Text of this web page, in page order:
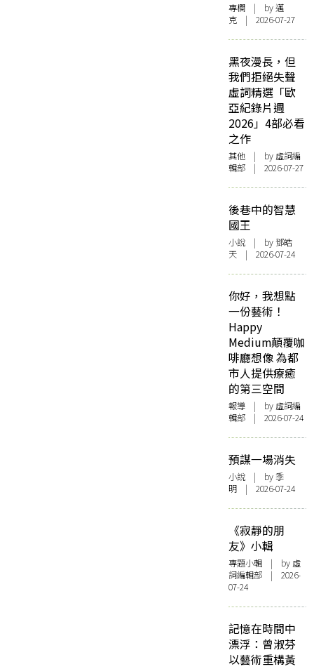
專欄 | by邁
克 | 2026-07-27
黑夜漫長，但
我們拒絕失聲
虛詞精選「歐
亞紀錄片週
2026」4部必看
之作
其他 | by 虛詞編
輯部 | 2026-07-27
後巷中的智慧
國王
小說 | by 鄧皓
天 | 2026-07-24
你好，我想點
一份藝術！
Happy
Medium顛覆咖
啡廳想像 為都
市人提供療癒
的第三空間
報導 | by 虛詞編
輯部 | 2026-07-24
預謀一場消失
小說 | by 季
明 | 2026-07-24
《寂靜的朋
友》小輯
專題小輯 | by 虛
詞編輯部 | 2026-
07-24
記憶在時間中
漂浮：曾淑芬
以藝術重構黃